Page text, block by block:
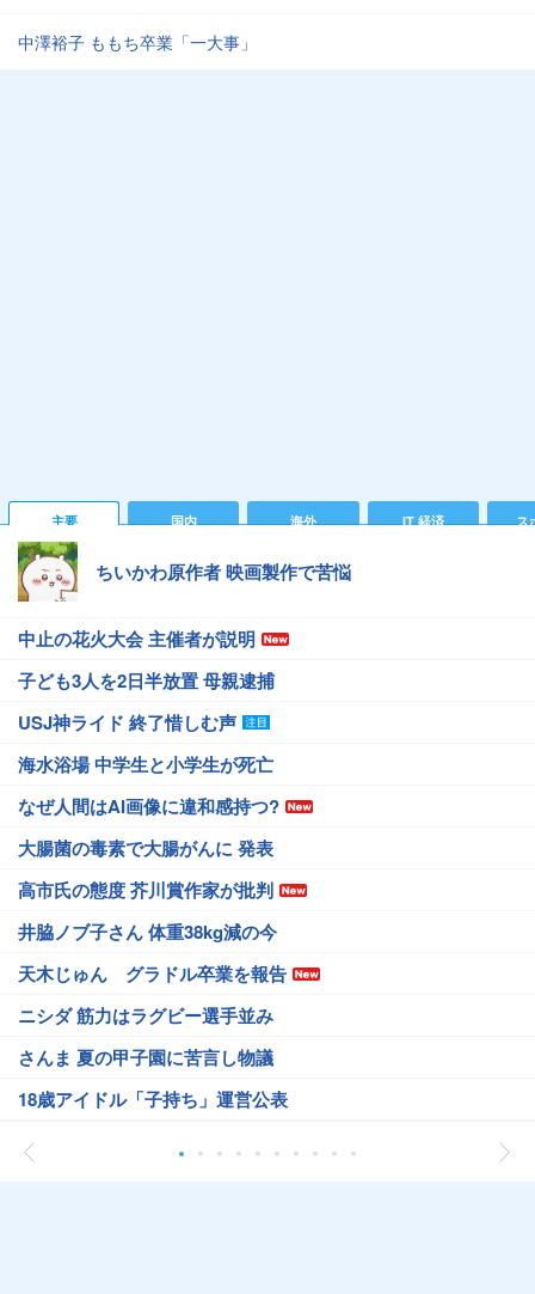
中澤裕子 ももち卒業「一大事」
主要 国内 海外 IT 経済 ス
ちいかわ原作者 映画製作で苦悩
中止の花火大会 主催者が説明
子ども3人を2日半放置 母親逮捕
USJ神ライド 終了惜しむ声
海水浴場 中学生と小学生が死亡
なぜ人間はAI画像に違和感持つ?
大腸菌の毒素で大腸がんに 発表
高市氏の態度 芥川賞作家が批判
井脇ノブ子さん 体重38kg減の今
天木じゅん グラドル卒業を報告
ニシダ 筋力はラグビー選手並み
さんま 夏の甲子園に苦言し物議
18歳アイドル「子持ち」運営公表